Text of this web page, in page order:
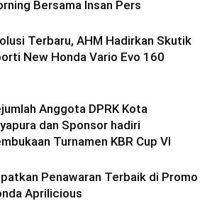
Bersama Insan Pers
Terbaru, AHM Hadirkan Skutik
New Honda Vario Evo 160
Anggota DPRK Kota
dan Sponsor hadiri
Turnamen KBR Cup VI
Penawaran Terbaik di Promo
Aprilicious